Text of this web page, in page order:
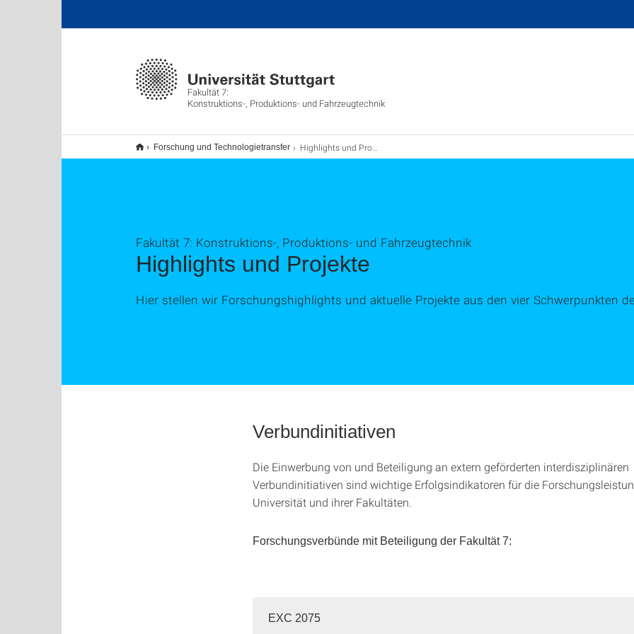
Fakultät 7:
Konstruktions-, Produktions- und Fahrzeugtechnik
Forschung und Technologietransfer Highlights und Projekte
Highlights und Projekte
Fakultät 7: Konstruktions-, Produktions- und Fahrzeugtechnik
Hier stellen wir Forschungshighlights und aktuelle Projekte aus den vier Schwerpunkten
Verbundinitiativen
Die Einwerbung von und Beteiligung an extern geförderten interdisziplinären
Verbundinitiativen sind wichtige Erfolgsindikatoren für die
Universität und ihrer Fakultäten.
Forschungsverbünde mit Beteiligung der Fakultät 7:
EXC 2075